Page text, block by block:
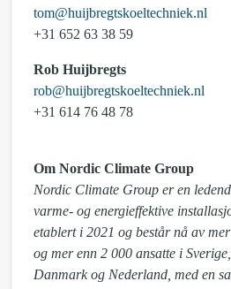
tom@huijbregtskoeltechniek.nl
+31 652 63 38 59
Rob Huijbregts
rob@huijbregtskoeltechniek.nl
+31 614 76 48 78
Om Nordic Climate Group
Nordic Climate Group er en
varme- og energieffektive
etablert i 2021 og består nå av
og mer enn 2 000 ansatte i
Danmark og Nederland, med en